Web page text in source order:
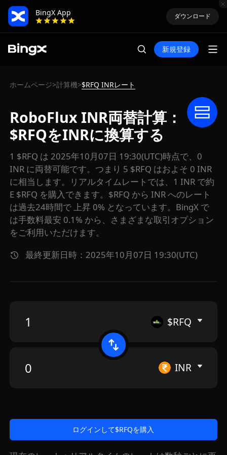
BingX App
ダウンロード
新規登録
ホームページ>計算機>$RFQ INRレート
RoboFlux INR両替計算：
$RFQをINRに換算する
1 $RFQ は 2025年10月07日 19:30(UTC)時点で、0
INR に両替可能です。つまり 5 $RFQ はおよそ 0 INR
に相当します。リアルタイムレートでは、1 INR で約
E $RFQ を購入できます。$RFQ から INR へのレート
は過去24時間で 上昇 0% となっています。BingX で
は手数料最安 0.1% から、さまざまな取引オプション
をご利用いただけます。
最終更新日時：2025年10月07日 19:30(UTC)
$RFQ
INR
ログインして$RFQを購入